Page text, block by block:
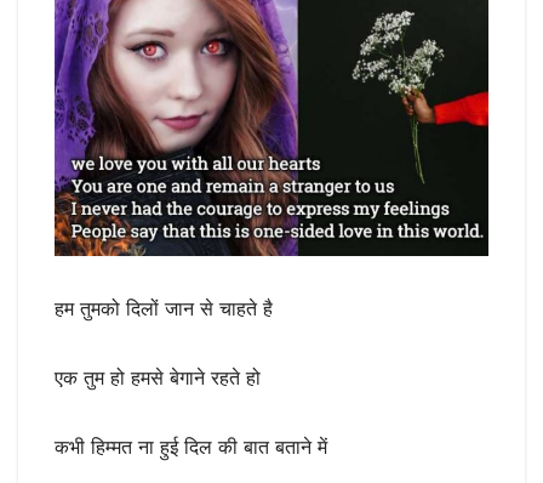
हम तुमको दिलों जान से चाहते है
एक तुम हो हमसे बेगाने रहते हो
कभी हिम्मत ना हुई दिल की बात बताने में